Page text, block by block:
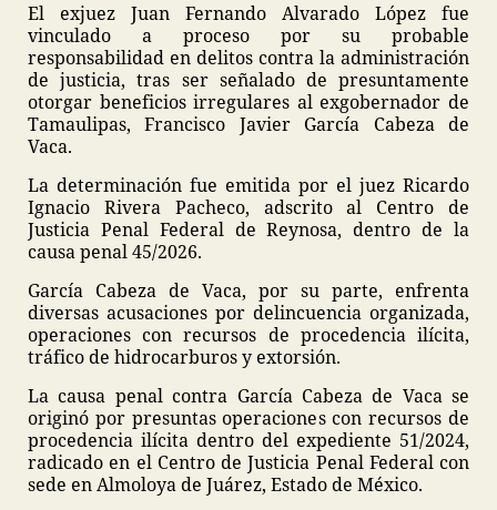
El exjuez Juan Fernando Alvarado López fue
vinculado a proceso por su probable
responsabilidad en delitos contra la administración
de justicia, tras ser señalado de presuntamente
otorgar beneficios irregulares al exgobernador de
Tamaulipas, Francisco Javier García Cabeza de
Vaca.
La determinación fue emitida por el juez Ricardo
Ignacio Rivera Pacheco, adscrito al Centro de
Justicia Penal Federal de Reynosa, dentro de la
causa penal 45/2026.
García Cabeza de Vaca, por su parte, enfrenta
diversas acusaciones por delincuencia organizada,
operaciones con recursos de procedencia ilícita,
tráfico de hidrocarburos y extorsión.
La causa penal contra García Cabeza de Vaca se
originó por presuntas operaciones con recursos de
procedencia ilícita dentro del expediente 51/2024,
radicado en el Centro de Justicia Penal Federal con
sede en Almoloya de Juárez, Estado de México.